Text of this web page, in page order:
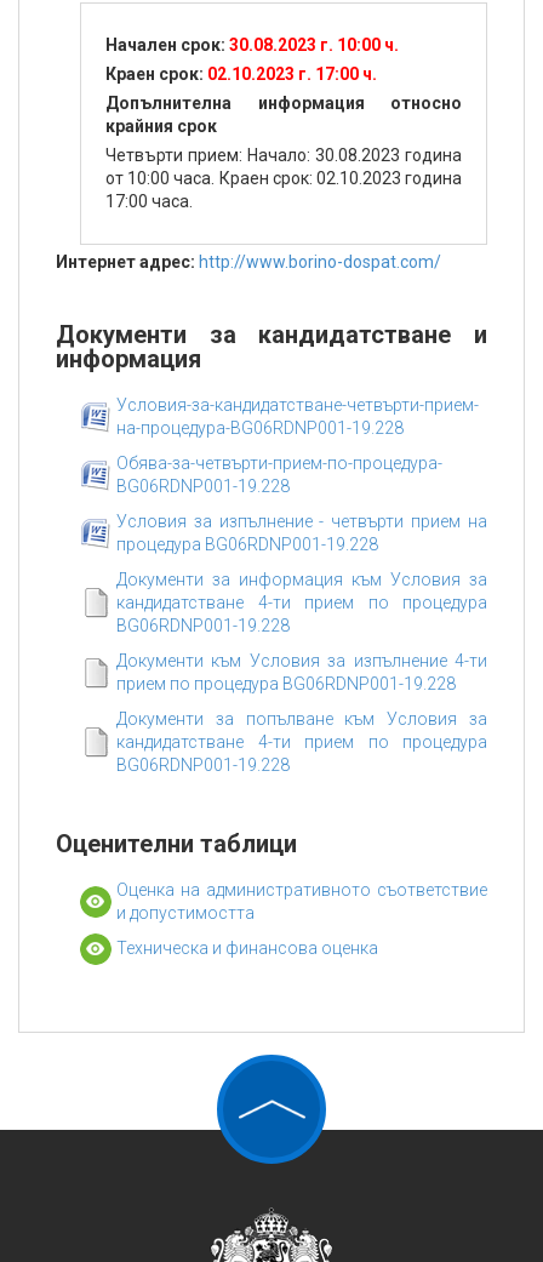
Начален срок: 30.08.2023 г. 10:00 ч.
Краен срок: 02.10.2023 г. 17:00 ч.
Допълнителна информация относно
крайния срок
Четвърти прием: Начало: 30.08.2023 година
от 10:00 часа. Краен срок: 02.10.2023 година
17:00 часа.
Интернет адрес: http://www.borino-dospat.com/
Документи за кандидатстване и
информация
Условия-за-кандидатстване-четвърти-прием-
на-процедура-BG06RDNP001-19.228
Обява-за-четвърти-прием-по-процедура-
BG06RDNP001-19.228
Условия за изпълнение - четвърти прием на
процедура BG06RDNP001-19.228
Документи за информация към Условия за
кандидатстване 4-ти прием по процедура
BG06RDNP001-19.228
Документи към Условия за изпълнение 4-ти
прием по процедура BG06RDNP001-19.228
Документи за попълване към Условия за
кандидатстване 4-ти прием по процедура
BG06RDNP001-19.228
Оценителни таблици
Оценка на административното съответствие
и допустимостта
Техническа и финансова оценка